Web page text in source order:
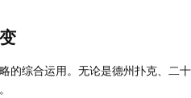
的综合运用。无论是德州扑克、二